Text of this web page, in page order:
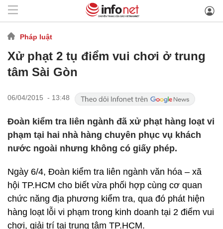
Pháp luật
Xử phạt 2 tụ điểm vui chơi ở trung
tâm Sài Gòn
06/04/2015 - 13:48
Đoàn kiểm tra liên ngành đã xử phạt hàng loạt vi
phạm tại hai nhà hàng chuyên phục vụ khách
nước ngoài nhưng không có giấy phép.
Ngày 6/4, Đoàn kiểm tra liên ngành văn hóa – xã
hội TP.HCM cho biết vừa phối hợp cùng cơ quan
chức năng địa phương kiểm tra, qua đó phát hiện
hàng loạt lỗi vi phạm trong kinh doanh tại 2 điểm vui
chơi, giải trí tại trung tâm TP.HCM.